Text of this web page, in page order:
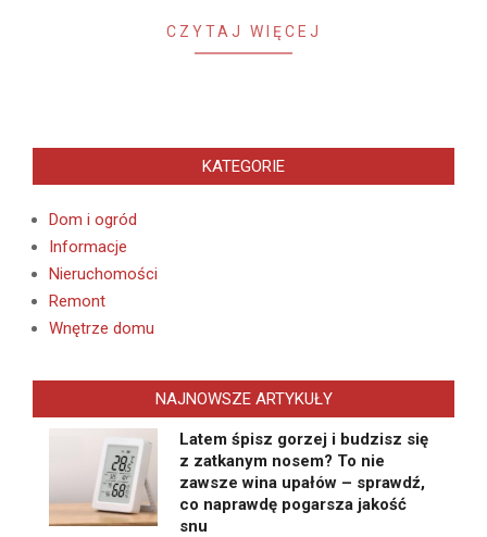
CZYTAJ WIĘCEJ
KATEGORIE
Dom i ogród
Informacje
Nieruchomości
Remont
Wnętrze domu
NAJNOWSZE ARTYKUŁY
Latem śpisz gorzej i budzisz się
z zatkanym nosem? To nie
zawsze wina upałów – sprawdź,
co naprawdę pogarsza jakość
snu